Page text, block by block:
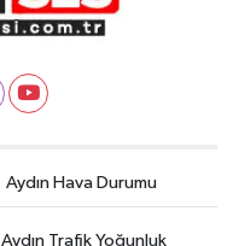
Aydın Hava Durumu
Aydın Trafik Yoğunluk